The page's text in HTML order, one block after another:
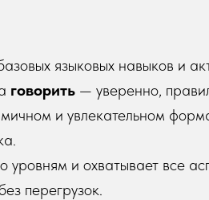
языковых навыков и
говорить — уверенно,
и увлекательном
и охватывает все
перегрузок.